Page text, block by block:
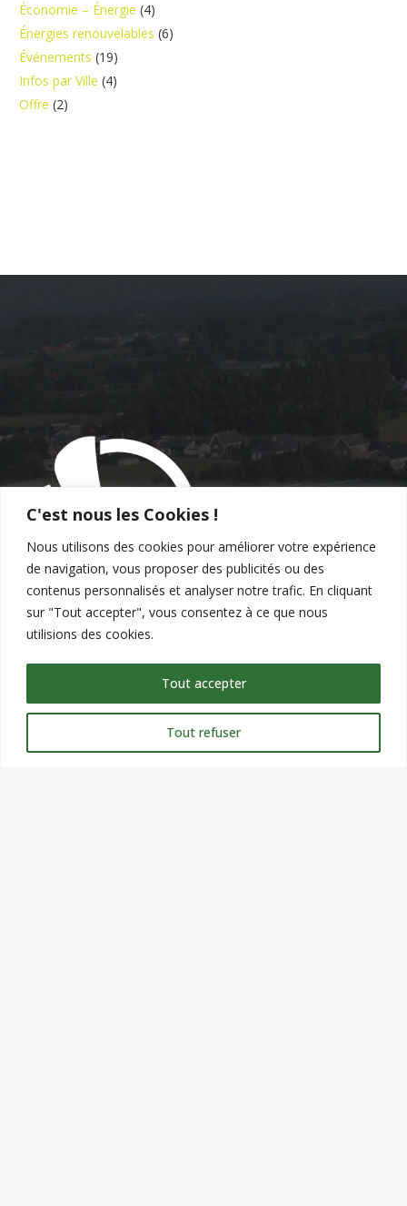
C'est nous les Cookies !
Nous utilisons des cookies pour améliorer votre expérience
de navigation, vous proposer des publicités ou des
contenus personnalisés et analyser notre trafic. En cliquant
sur "Tout accepter", vous consentez à ce que nous
utilisions des cookies.
Tout refuser
Tout accepter
Économie – Énergie (4)
Énergies renouvelables (6)
Événements (19)
Infos par Ville (4)
Offre (2)